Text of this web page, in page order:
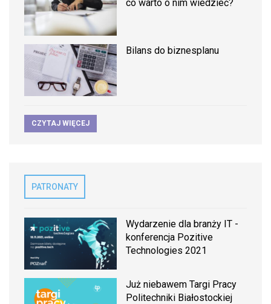
co warto o nim wiedzieć?
Bilans do biznesplanu
CZYTAJ WIĘCEJ
PATRONATY
Wydarzenie dla branży IT -
konferencja Pozitive
Technologies 2021
Już niebawem Targi Pracy
Politechniki Białostockiej